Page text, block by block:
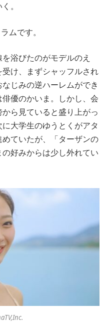
。
ムです。
浴びたのがモデルのえ
け、まずシャッフルされ
じみの逆ハーレムができ
優のかいま。しかし、会
ら見ていると盛り上がっ
大学生のゆうとくがアタ
ていたが、「ターザンの
好みからは少し外れてい